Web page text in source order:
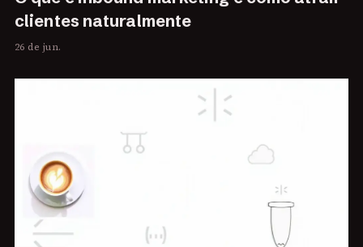
clientes naturalmente
26 de jun.